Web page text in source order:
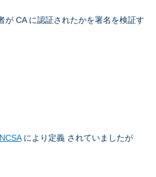
CA に認証されたかを署名を検証す
NCSAにより定義 されていましたが